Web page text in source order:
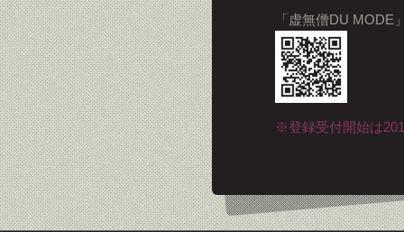
「虚無僧DU MODE
※登録受付開始は